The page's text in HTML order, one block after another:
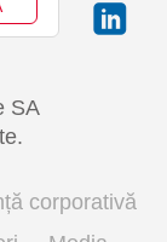
SA
corporativă